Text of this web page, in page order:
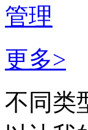
管理
更多>
不同类